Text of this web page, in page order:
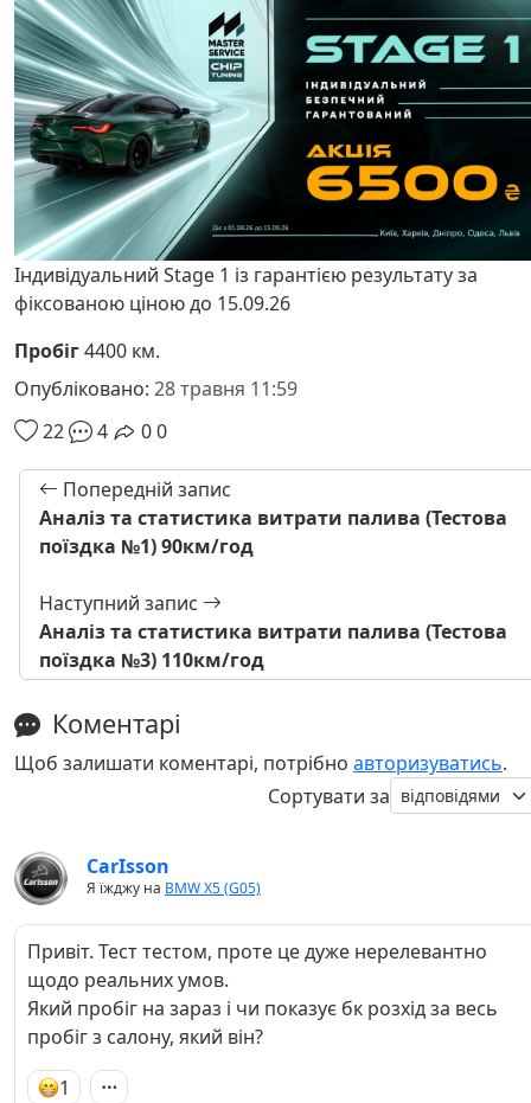
Індивідуальний Stage 1 із гарантією результату за
фіксованою ціною до 15.09.26
Пробіг4400 км.
Опубліковано: 28 травня 11:59
22
4 00
Попередній запис
Аналіз та статистика витрати палива (Тестова
поїздка №1) 90км/год
Наступний запис
Аналіз та статистика витрати палива (Тестова
поїздка №3) 110км/год
Коментарі
Щоб залишати коментарі, потрібно авторизуватись.
Сортувати за
CarIsson
Я їжджу на BMW X5 (G05)
Привіт. Тест тестом, проте це дуже нерелевантно
щодо реальних умов.
Який пробіг на зараз і чи показує бк розхід за весь
пробіг з салону, який він?
1